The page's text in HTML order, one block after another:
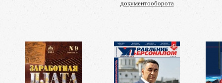
документооборота